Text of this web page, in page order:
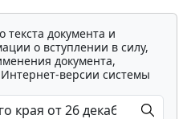
текста документа и
о вступлении в силу,
документа,
версии системы